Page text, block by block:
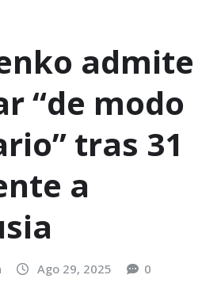
admite
“de modo
tras 31
a
Ago 29, 2025 0